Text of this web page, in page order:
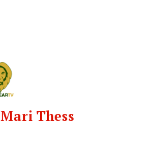
Mari Thess